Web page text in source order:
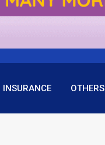
INSURANCE OTHERS